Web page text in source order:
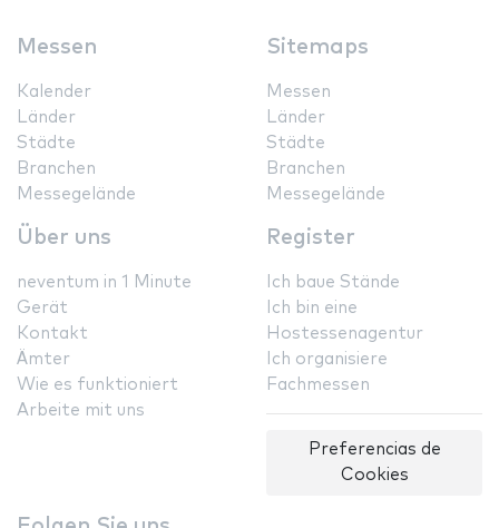
Messen
Kalender
Länder
Städte
Branchen
Messegelände
Sitemaps
Messen
Länder
Städte
Branchen
Messegelände
Über uns
neventum in 1 Minute
Gerät
Kontakt
Ämter
Wie es funktioniert
Arbeite mit uns
Register
Ich baue Stände
Ich bin eine
Hostessenagentur
Ich organisiere
Fachmessen
Preferencias de
Cookies